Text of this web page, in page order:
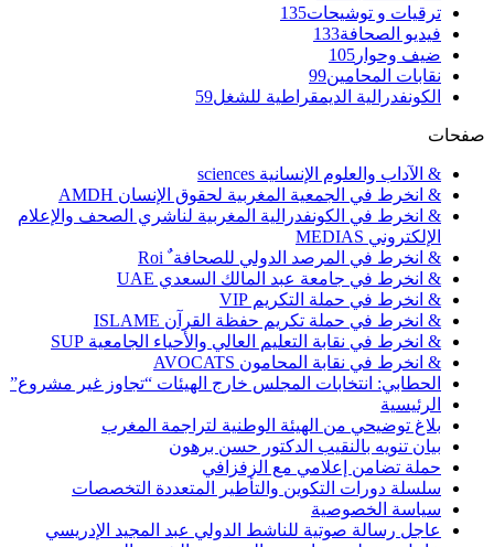
ترقيات و توشيحات135
فيديو الصحافة133
ضيف وحوار 105
نقابات المحامين99
الكونفدرالية الديمقراطية للشغل59
صفحات
& الآداب والعلوم الإنسانية sciences
& انخرط في الجمعية المغربية لحقوق الإنسان AMDH
& انخرط في الكونفدرالية المغربية لناشري الصحف والإعلام
الإلكتروني MEDIAS
& انخرط في المرصد الدولي للصحافة ٌ Roi
& انخرط في جامعة عبد المالك السعدي UAE
& انخرط في حملة التكريم VIP
& انخرط في حملة تكريم حفظة القرآن ISLAME
& انخرط في نقابة التعليم العالي والأحياء الجامعية SUP
& انخرط في نقابة المحامون AVOCATS
الحطابي: انتخابات المجلس خارج الهيئات “تجاوز غير مشروع”
الرئيسية
بلاغ توضيحي من الهيئة الوطنية لتراجمة المغرب
بيان تنويه بالنقيب الدكتور حسن برهون
حملة تضامن إعلامي مع الزفزافي
سلسلة دورات التكوين والتأطير المتعددة التخصصات
سياسة الخصوصية
عاجل رسالة صوتية للناشط الدولي عبد المجيد الإدريسي